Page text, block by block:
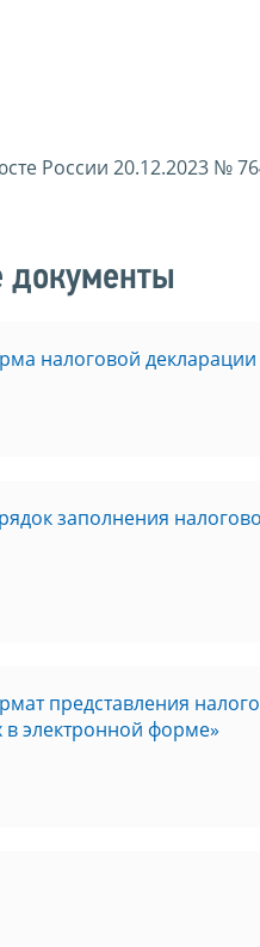
России 20.12.2023 №
документы
налоговой
заполнения
представления
электронной форме»